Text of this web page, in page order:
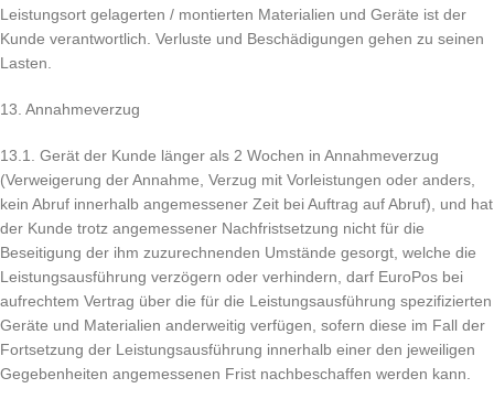
Leistungsort gelagerten / montierten Materialien und Geräte ist der
Kunde verantwortlich. Verluste und Beschädigungen gehen zu seinen
Lasten.
13. Annahmeverzug
13.1. Gerät der Kunde länger als 2 Wochen in Annahmeverzug
(Verweigerung der Annahme, Verzug mit Vorleistungen oder anders,
kein Abruf innerhalb angemessener Zeit bei Auftrag auf Abruf), und hat
der Kunde trotz angemessener Nachfristsetzung nicht für die
Beseitigung der ihm zuzurechnenden Umstände gesorgt, welche die
Leistungsausführung verzögern oder verhindern, darf EuroPos bei
aufrechtem Vertrag über die für die Leistungsausführung spezifizierten
Geräte und Materialien anderweitig verfügen, sofern diese im Fall der
Fortsetzung der Leistungsausführung innerhalb einer den jeweiligen
Gegebenheiten angemessenen Frist nachbeschaffen werden kann.